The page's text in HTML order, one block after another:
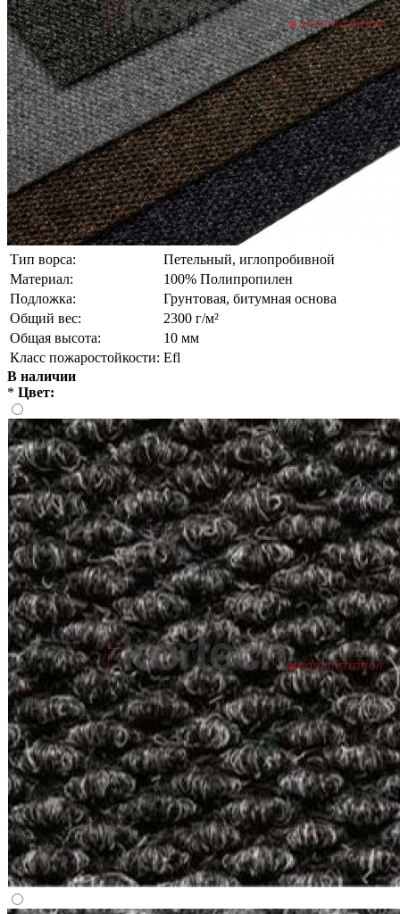
Тип ворса:
Петельный, иглопробивной
Материал:
100% Полипропилен
Подложка:
Грунтовая, битумная основа
Общий вес:
2300 г/м²
Общая высота:
10 мм
Класс пожаростойкости: Еfl
В наличии
* Цвет: